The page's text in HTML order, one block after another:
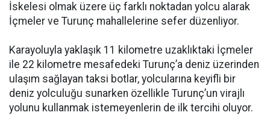
İskelesi olmak üzere üç farklı noktadan yolcu alarak
İçmeler ve Turunç mahallelerine sefer düzenliyor.
Karayoluyla yaklaşık 11 kilometre uzaklıktaki İçmeler
ile 22 kilometre mesafedeki Turunç’a deniz üzerinden
ulaşım sağlayan taksi botlar, yolcularına keyifli bir
deniz yolculuğu sunarken özellikle Turunç’un virajlı
yolunu kullanmak istemeyenlerin de ilk tercihi oluyor.